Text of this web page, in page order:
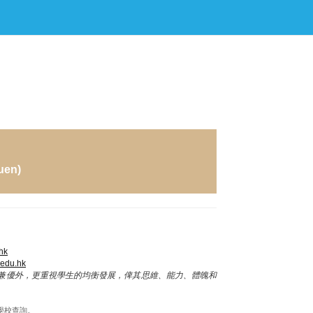
外，更重視學生的均衡發展，俾其思維、能力、體魄和
查詢。